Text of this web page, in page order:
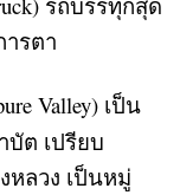
รตา
Valley) เป็น
บัต เปรียบ
หลวง เป็นหมู่